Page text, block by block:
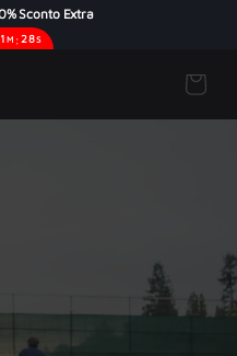
Sconto Extra
M :28S
Cart